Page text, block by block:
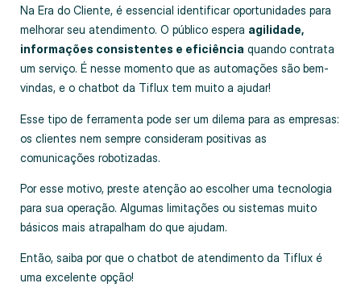
Na Era do Cliente, é essencial identificar oportunidades para
melhorar seu atendimento. O público espera agilidade,
informações consistentes e eficiência quando contrata
um serviço. É nesse momento que as automações são bem-
vindas, e o chatbot da Tiflux tem muito a ajudar!
Esse tipo de ferramenta pode ser um dilema para as empresas:
os clientes nem sempre consideram positivas as
comunicações robotizadas.
Por esse motivo, preste atenção ao escolher uma tecnologia
para sua operação. Algumas limitações ou sistemas muito
básicos mais atrapalham do que ajudam.
Então, saiba por que o chatbot de atendimento da Tiflux é
uma excelente opção!